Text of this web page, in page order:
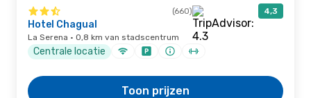
(660) 4,3
Hotel Chagual
La Serena · 0,8 km van stadscentrum
Centrale locatie
Toon prijzen